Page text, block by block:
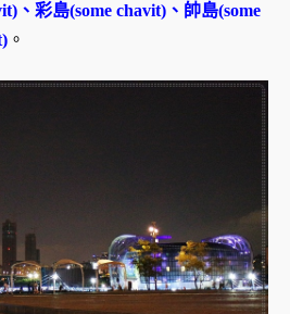
、彩島(some chavit)、帥島(some
。